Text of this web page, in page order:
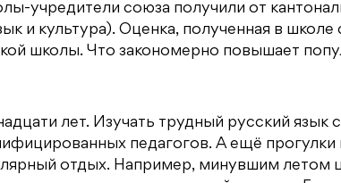
учредители союза получили от
и культура). Оценка, полученная в
школы. Что закономерно повышает
лет. Изучать трудный русский
педагогов. А ещё прогулки
отдых. Например, минувшим летом